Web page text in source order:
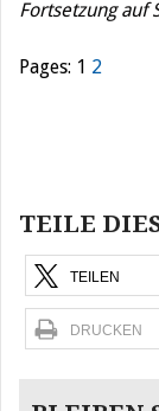
Fortsetzung auf
Pages: 1 2
TEILE
TEILEN
DRUCKEN